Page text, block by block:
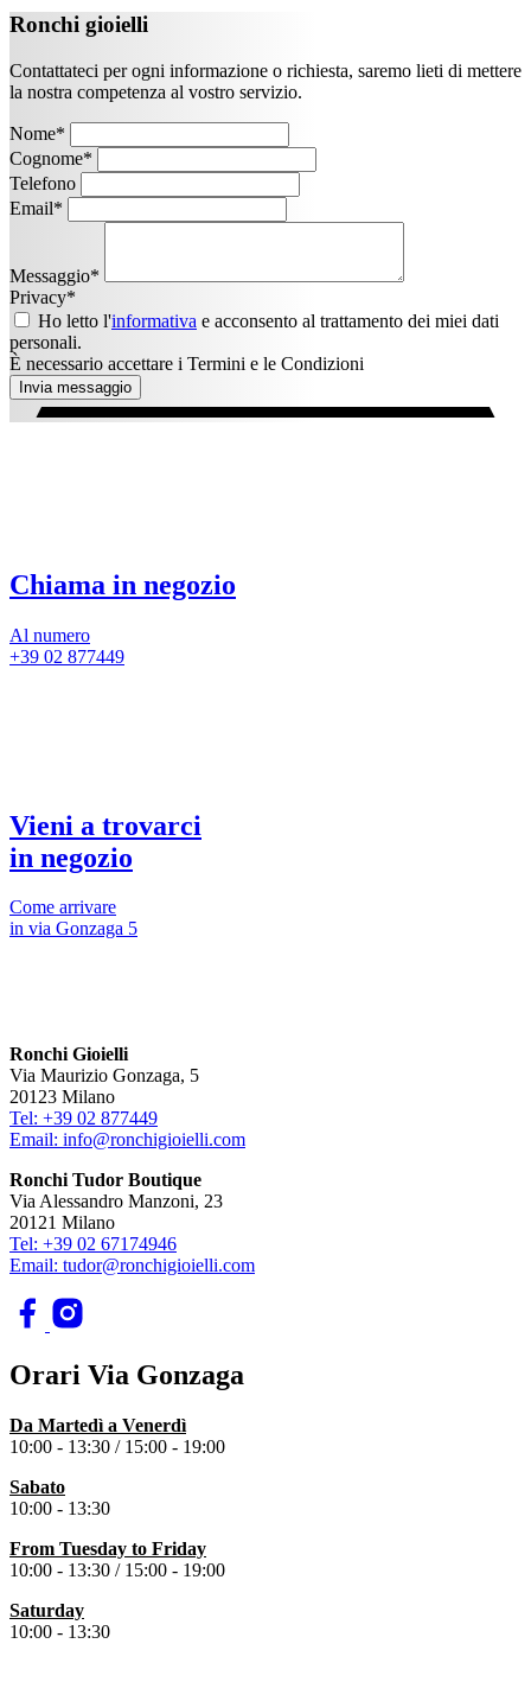
Ronchi gioielli
Contattateci per ogni informazione o richiesta, saremo lieti di mettere
la nostra competenza al vostro servizio.
Nome*
Cognome*
Telefono
Email*
Messaggio*
Privacy*
Ho letto l'informativa e acconsento al trattamento dei miei dati
personali.
È necessario accettare i Termini e le Condizioni
Invia messaggio
Chiama in negozio
Al numero
+39 02 877449
Vieni a trovarci
in negozio
Come arrivare
in via Gonzaga 5
Ronchi Gioielli
Via Maurizio Gonzaga, 5
20123 Milano
Tel: +39 02 877449
Email: info@ronchigioielli.com
Ronchi Tudor Boutique
Via Alessandro Manzoni, 23
20121 Milano
Tel: +39 02 67174946
Email: tudor@ronchigioielli.com
Orari Via Gonzaga
Da Martedì a Venerdì
10:00 - 13:30 / 15:00 - 19:00
Sabato
10:00 - 13:30
From Tuesday to Friday
10:00 - 13:30 / 15:00 - 19:00
Saturday
10:00 - 13:30